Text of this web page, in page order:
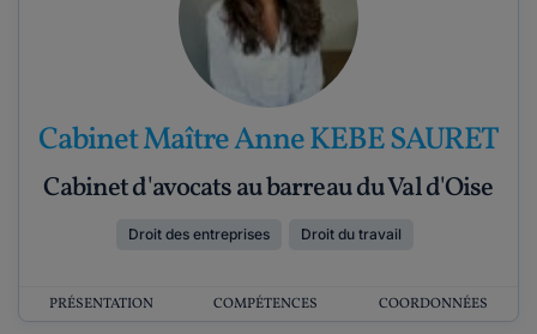
Cabinet Maître Anne KEBE SAURET
Cabinet d'avocats au barreau du Val d'Oise
Droit des entreprises Droit du travail
PRÉSENTATION COMPÉTENCES COORDONNÉES